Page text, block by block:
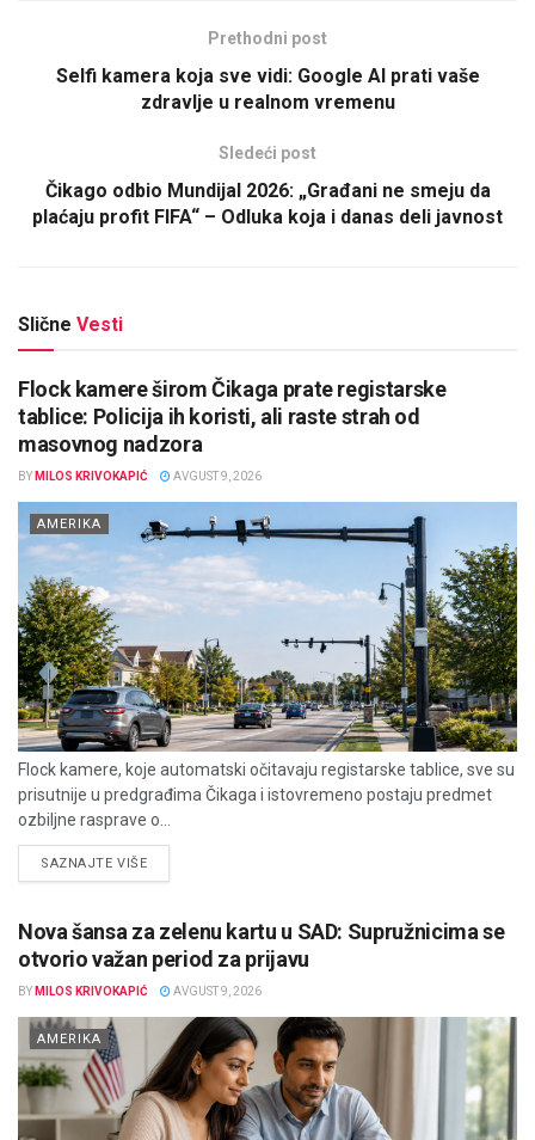
Prethodni post
Selfi kamera koja sve vidi: Google AI prati vaše
zdravlje u realnom vremenu
Sledeći post
Čikago odbio Mundijal 2026: „Građani ne smeju da
plaćaju profit FIFA“ – Odluka koja i danas deli javnost
Slične Vesti
Flock kamere širom Čikaga prate registarske
tablice: Policija ih koristi, ali raste strah od
masovnog nadzora
BY MILOS KRIVOKAPIĆ AVGUST 9, 2026
AMERIKA
Flock kamere, koje automatski očitavaju registarske tablice, sve su
prisutnije u predgrađima Čikaga i istovremeno postaju predmet
ozbiljne rasprave o...
SAZNAJTE VIŠEDETAILS
Nova šansa za zelenu kartu u SAD: Supružnicima se
otvorio važan period za prijavu
BY MILOS KRIVOKAPIĆ AVGUST 9, 2026
AMERIKA